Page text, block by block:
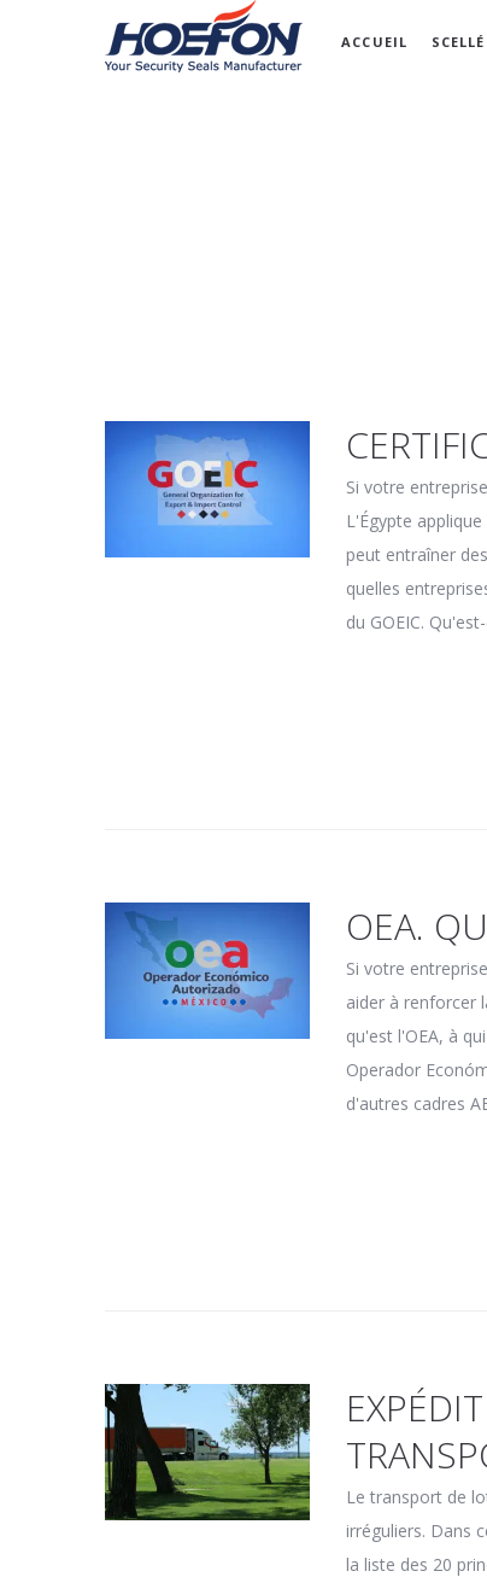
ACCUEIL
Si votre
L'Égypte
peut entraîner
quelles
du GOEIC.
OEA.
Si votre
aider à renforcer
qu'est l'OEA, à
Operador
d'autres cadres
Le transport de
irréguliers. Dans
la liste des 20